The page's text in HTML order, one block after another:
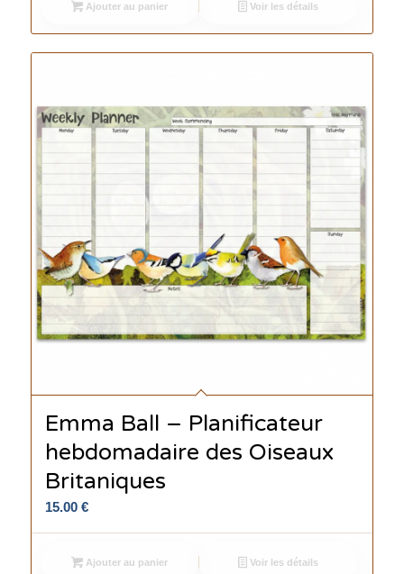
Ajouter au panier Voir les détails
Emma Ball – Planificateur
hebdomadaire des Oiseaux
Britaniques
15.00 €
Ajouter au panier Voir les détails